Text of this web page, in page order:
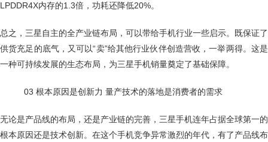
LPDDR4X内存的1.3倍，功耗还降低20%。
总之，三星自主的全产业链布局，可以带给手机行业一些启示。既保证了
供货充足的底气，又可以“卖”给其他行业伙伴创造营收，一举两得。这是
一种可持续发展的生态布局，为三星手机销量奠定了基础保障。
03 根本原因是创新力 量产技术的落地是消费者的需求
无论是产品线的布局，还是产业链的完善，三星手机连年占据全球第一的
根本原因还是技术创新。在这个手机竞争异常激烈的年代，有了产品线布